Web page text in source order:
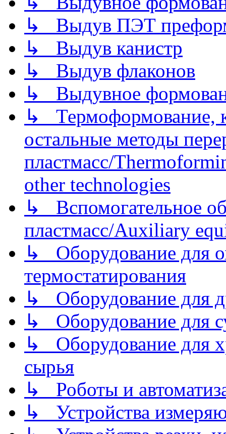
↳ Выдув ПЭТ
↳ Выдув канистр
↳ Выдув флаконов
↳ Выдувное
↳ Термоформование,
остальные методы
пластмасс/
other technologies
↳ Вспомогательное
пластмасс/Auxiliary
↳ Оборудование для
термостатирования
↳ Оборудование для
↳ Оборудование для
↳ Оборудование для
сырья
↳ Роботы и
↳ Устройства